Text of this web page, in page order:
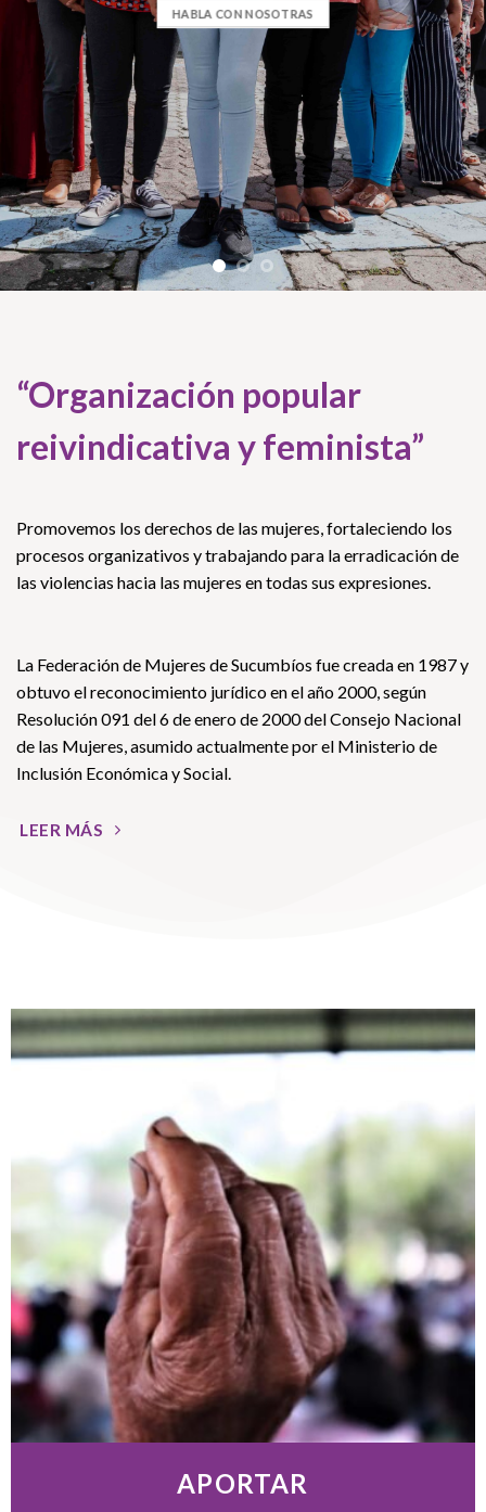
HABLA CON NOSOTRAS
“Organización popular
reivindicativa y feminista”
Promovemos los derechos de las mujeres, fortaleciendo los
procesos organizativos y trabajando para la erradicación de
las violencias hacia las mujeres en todas sus expresiones.
La Federación de Mujeres de Sucumbíos fue creada en 1987 y
obtuvo el reconocimiento jurídico en el año 2000, según
Resolución 091 del 6 de enero de 2000 del Consejo Nacional
de las Mujeres, asumido actualmente por el Ministerio de
Inclusión Económica y Social.
LEER MÁS
APORTAR